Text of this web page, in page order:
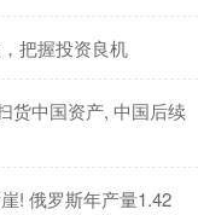
把握投资良机
货中国资产, 中国后续
! 俄罗斯年产量1.42